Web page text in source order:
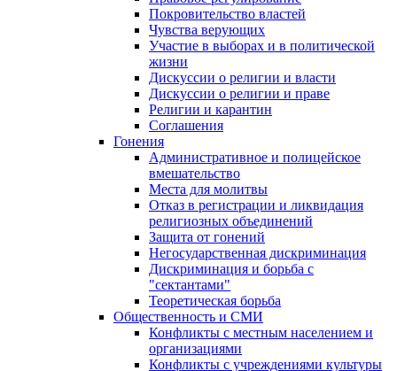
Покровительство властей
Чувства верующих
Участие в выборах и в политической
жизни
Дискуссии о религии и власти
Дискуссии о религии и праве
Религии и карантин
Соглашения
Гонения
Административное и полицейское
вмешательство
Места для молитвы
Отказ в регистрации и ликвидация
религиозных объединений
Защита от гонений
Негосударственная дискриминация
Дискриминация и борьба с
"сектантами"
Теоретическая борьба
Общественность и СМИ
Конфликты с местным населением и
организациями
Конфликты с учреждениями культуры